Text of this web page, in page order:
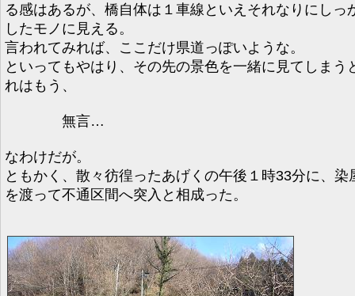
る感はあるが、橋自体は１車線といえそれなりにしっ
したモノに見える。
言われてみれば、ここだけ県道っぽいような。
といってもやはり、その先の景色を一緒に見てしまう
れはもう、
無言…
なわけだが。
ともかく、散々彷徨ったあげくの午後１時33分に、染
を渡って不通区間へ突入と相成った。